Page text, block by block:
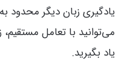
یادگیری زبان دیگر
می‌توانید با تعامل مستقیم،
یاد بگیرید.